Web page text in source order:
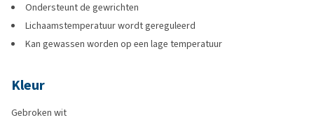
Ondersteunt de gewrichten
Lichaamstemperatuur wordt gereguleerd
Kan gewassen worden op een lage temperatuur
Kleur
Gebroken wit